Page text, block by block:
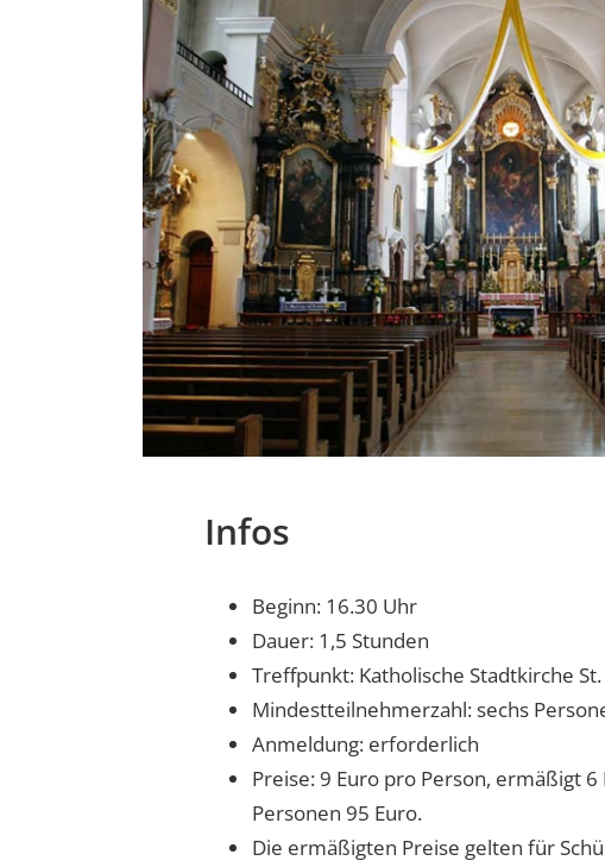
Infos
Beginn: 16.30 Uhr
Dauer: 1,5 Stunden
Treffpunkt: Katholische Stadtkirche
Mindestteilnehmerzahl: sechs
Anmeldung: erforderlich
Preise: 9 Euro pro Person, ermäßigt 6
Personen 95 Euro.
Die ermäßigten Preise gelten für